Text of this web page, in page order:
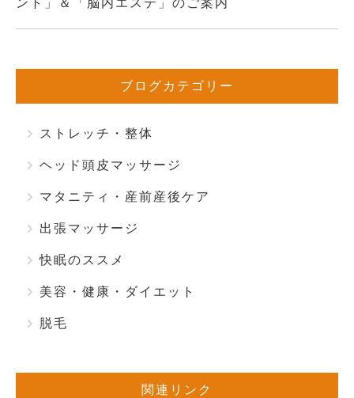
ント」＆「脳内エステ」のご案内
ブログカテゴリー
ストレッチ・整体
ヘッド頭皮マッサージ
マタニティ・産前産後ケア
出張マッサージ
快眠のススメ
美容・健康・ダイエット
脱毛
関連リンク